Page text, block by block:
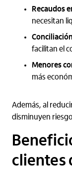
Recaudos
necesitan
facilitan el
Menores
más
Además, al
disminuyen
clientes